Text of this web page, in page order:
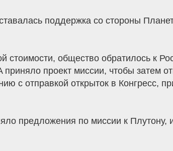
поддержка со стороны
стоимости, общество обратилось к
проект миссии, чтобы затем
с отправкой открыток в Конгресс,
предложения по миссии к Плутону,